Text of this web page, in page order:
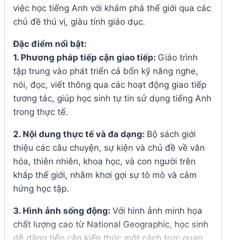
việc học tiếng Anh với khám phá thế giới qua các
chủ đề thú vị, giàu tính giáo dục.
Đặc điểm nổi bật:
1. Phương pháp tiếp cận giao tiếp: Giáo trình
tập trung vào phát triển cả bốn kỹ năng nghe,
nói, đọc, viết thông qua các hoạt động giao tiếp
tương tác, giúp học sinh tự tin sử dụng tiếng Anh
trong thực tế.
2. Nội dung thực tế và đa dạng: Bộ sách giới
thiệu các câu chuyện, sự kiện và chủ đề về văn
hóa, thiên nhiên, khoa học, và con người trên
khắp thế giới, nhằm khơi gợi sự tò mò và cảm
hứng học tập.
3. Hình ảnh sống động: Với hình ảnh minh họa
chất lượng cao từ National Geographic, học sinh
dễ dàng tiếp cận kiến thức một cách trực quan